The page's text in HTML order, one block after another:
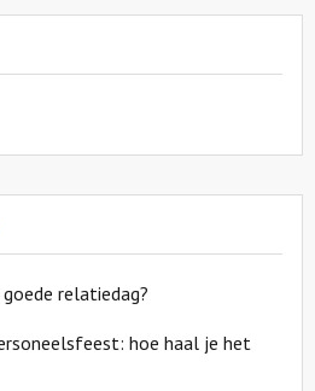
relatiedag?
hoe haal je het